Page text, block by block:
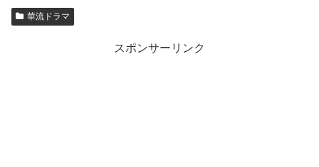
華流ドラマ
スポンサーリンク